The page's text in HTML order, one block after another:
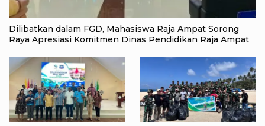
Dilibatkan dalam FGD, Mahasiswa Raja Ampat Sorong
Raya Apresiasi Komitmen Dinas Pendidikan Raja Ampat